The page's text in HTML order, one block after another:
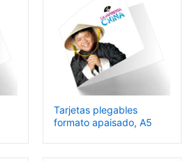
Tarjetas plegables
formato apaisado, A5